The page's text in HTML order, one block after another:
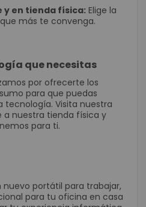
y en tienda física: Elige la
más te convenga.
que necesitas
por ofrecerte los
para que puedas
tecnología. Visita nuestra
nuestra tienda física y
para ti.
nuevo portátil para trabajar,
para tu oficina en casa